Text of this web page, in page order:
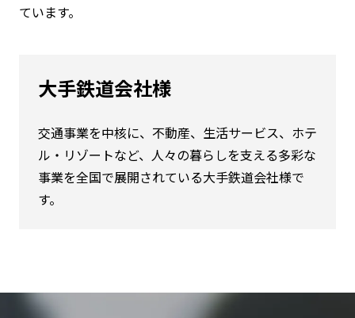
ています。
大手鉄道会社様
交通事業を中核に、不動産、生活サービス、ホテ
ル・リゾートなど、人々の暮らしを支える多彩な
事業を全国で展開されている大手鉄道会社様で
す。